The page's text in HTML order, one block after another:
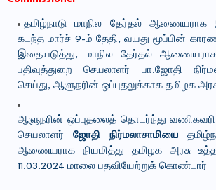
தமிழ்நாடு மாநில தேர்தல் ஆணையராக
கடந்த மார்ச் 9-ம் தேதி, வயது மூப்பின்
இதையடுத்து, மாநில தேர்தல்
பதிவுத்துறை செயலாளர் பா.ஜோதி
செய்து, ஆளுநரின் ஒப்புதலுக்காக தமிழக
ஆளுநரின் ஒப்புதலைத் தொடர்ந்து வணிகவரி
செயலாளர் ஜோதி நிர்மலாசாமியை
ஆணையராக நியமித்து தமிழக அரசு
11.03.2024 மாலை பதவியேற்றுக் கொண்டார்